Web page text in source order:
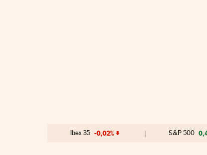
Ibex 35 -0,02% S&P 500